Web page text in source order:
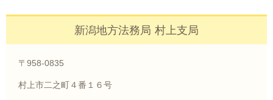
新潟地方法務局 村上支局
〒958-0835
村上市二之町４番１６号